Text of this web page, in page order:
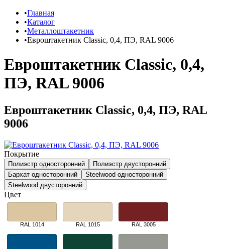
Главная
Каталог
Металлоштакетник
Евроштакетник Classic, 0,4, ПЭ, RAL 9006
Евроштакетник Classic, 0,4,
ПЭ, RAL 9006
Евроштакетник Classic, 0,4, ПЭ, RAL
9006
Покрытие
Полиэстр односторонний
Полиэстр двусторонний
Бархат односторонний
Steelwood односторонний
Steelwood двусторонний
Цвет
RAL 1014 RAL 1015 RAL 3005